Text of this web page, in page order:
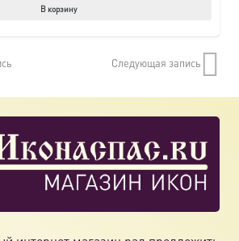
В корзину
Следующая запись